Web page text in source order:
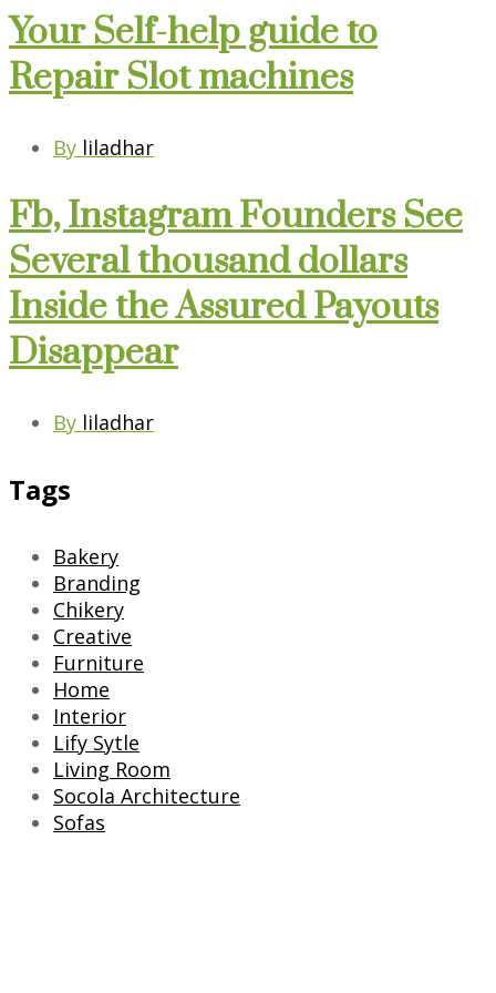
Your Self-help guide to
Repair Slot machines
By liladhar
Fb, Instagram Founders See
Several thousand dollars
Inside the Assured Payouts
Disappear
By liladhar
Tags
Bakery
Branding
Chikery
Creative
Furniture
Home
Interior
Lify Sytle
Living Room
Socola Architecture
Sofas